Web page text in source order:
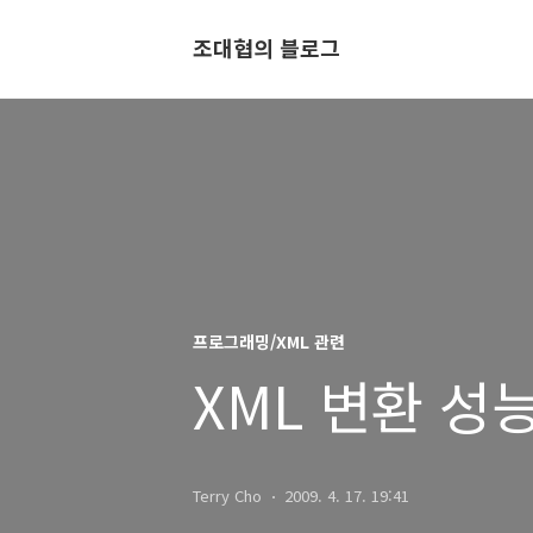
조대협의 블로그
프로그래밍/XML 관련
XML 변환 성
Terry Cho 2009. 4. 17. 19:41